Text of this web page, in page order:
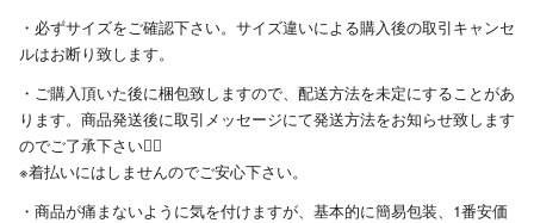
・必ずサイズをご確認下さい。サイズ違いによる購入後の取引キャンセ
ルはお断り致します。
・ご購入頂いた後に梱包致しますので、配送方法を未定にすることがあ
ります。商品発送後に取引メッセージにて発送方法をお知らせ致します
のでご了承下さい🙇‍♀️
※着払いにはしませんのでご安心下さい。
・商品が痛まないように気を付けますが、基本的に簡易包装、1番安価